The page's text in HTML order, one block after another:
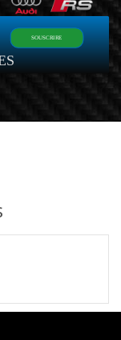
SOUSCRIRE